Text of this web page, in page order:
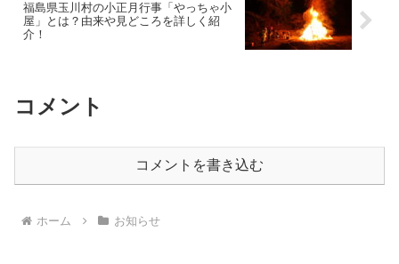
福島県玉川村の小正月行事「やっちゃ小
屋」とは？由来や見どころを詳しく紹
介！
コメント
コメントを書き込む
ホーム お知らせ